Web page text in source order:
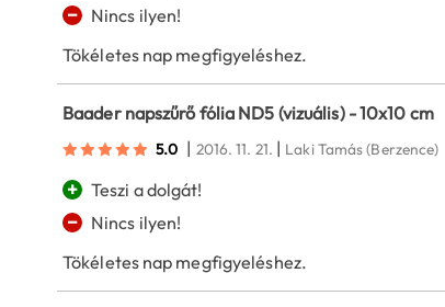
−
Nincs ilyen!
Tökéletes nap megfigyeléshez.
Baader napszűrő fólia ND5 (vizuális) - 10x10 cm
5.0 | 2016. 11. 21. | Laki Tamás(Berzence)
+ Teszi a dolgát!
−
Nincs ilyen!
Tökéletes nap megfigyeléshez.